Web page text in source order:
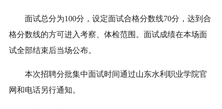
面试总分为100分，设定面试合格分数线70分，达到合
格分数线的方可进入考察、体检范围。面试成绩在本场面
试全部结束后当场公布。
本次招聘分批集中面试时间通过山东水利职业学院官
网和电话另行通知。